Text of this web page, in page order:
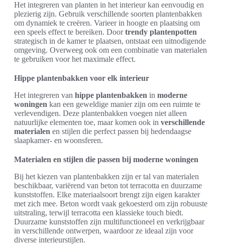
Het integreren van planten in het interieur kan eenvoudig en
plezierig zijn. Gebruik verschillende soorten plantenbakken
om dynamiek te creëren. Varieer in hoogte en plaatsing om
een speels effect te bereiken. Doortrendy plantenpotten
strategisch in de kamer te plaatsen, ontstaat een uitnodigende
omgeving. Overweeg ook om een combinatie van materialen
te gebruiken voor het maximale effect.
Hippe plantenbakken voor elk interieur
Het integreren van hippe plantenbakken in moderne
woningen kan een geweldige manier zijn om een ruimte te
verlevendigen. Deze plantenbakken voegen niet alleen
natuurlijke elementen toe, maar komen ook in verschillende
materialen en stijlen die perfect passen bij hedendaagse
slaapkamer- en woonsferen.
Materialen en stijlen die passen bij moderne woningen
Bij het kiezen van plantenbakken zijn er tal van materialen
beschikbaar, variërend van beton tot terracotta en duurzame
kunststoffen. Elke materiaalsoort brengt zijn eigen karakter
met zich mee. Beton wordt vaak gekoesterd om zijn robuuste
uitstraling, terwijl terracotta een klassieke touch biedt.
Duurzame kunststoffen zijn multifunctioneel en verkrijgbaar
in verschillende ontwerpen, waardoor ze ideaal zijn voor
diverse interieurstijlen.